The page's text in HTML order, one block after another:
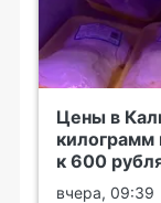
Цены в
килограмм
к 600
вчера, 09:39